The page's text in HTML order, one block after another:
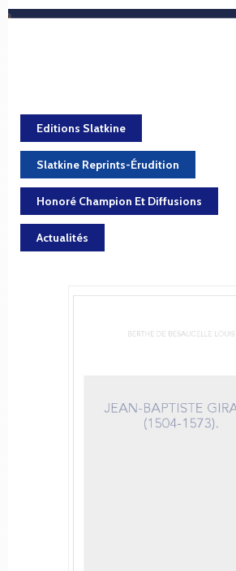
Editions Slatkine
Slatkine Reprints-Érudition
Honoré Champion Et Diffusions
Actualités